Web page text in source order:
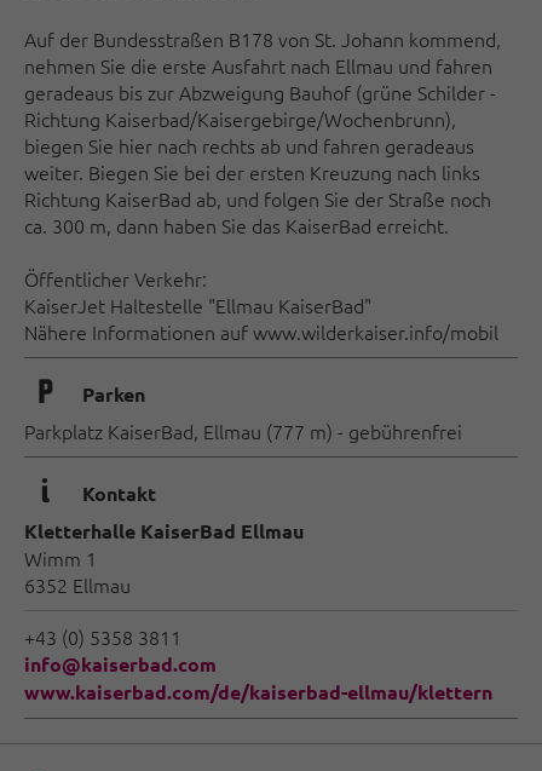
Auf der Bundesstraßen B178 von St. Johann kommend,
nehmen Sie die erste Ausfahrt nach Ellmau und fahren
geradeaus bis zur Abzweigung Bauhof (grüne Schilder -
Richtung Kaiserbad/Kaisergebirge/Wochenbrunn),
biegen Sie hier nach rechts ab und fahren geradeaus
weiter. Biegen Sie bei der ersten Kreuzung nach links
Richtung KaiserBad ab, und folgen Sie der Straße noch
ca. 300 m, dann haben Sie das KaiserBad erreicht.
Öffentlicher Verkehr:
KaiserJet Haltestelle "Ellmau KaiserBad"
Nähere Informationen auf www.wilderkaiser.info/mobil
🐈 Parken
Parkplatz KaiserBad, Ellmau (777 m) - gebührenfrei
🜇
Kontakt
Kletterhalle KaiserBad Ellmau
Wimm 1
6352 Ellmau
+43 (0) 5358 3811
info@kaiserbad.com
www.kaiserbad.com/de/kaiserbad-ellmau/klettern